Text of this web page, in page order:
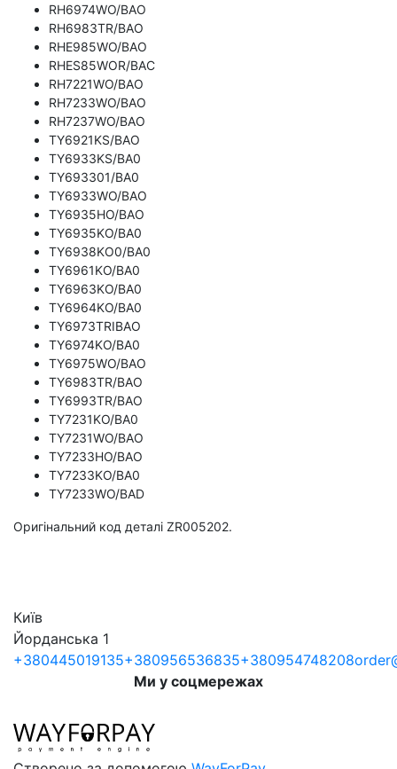
RH6974WO/BAO
RH6983TR/BAO
RHE985WO/BAO
RHES85WOR/BAC
RH7221WO/BAO
RH7233WO/BAO
RH7237WO/BAO
TY6921KS/BAO
TY6933KS/BA0
TY693301/BA0
TY6933WO/BAO
TY6935HO/BAO
TY6935KO/BA0
TY6938KO0/BA0
TY6961KO/BA0
TY6963KO/BA0
TY6964KO/BA0
TY6973TRIBAO
TY6974KO/BA0
TY6975WO/BAO
TY6983TR/BAO
TY6993TR/BAO
TY7231KO/BA0
TY7231WO/BAO
TY7233HO/BAO
TY7233KO/BA0
TY7233WO/BAD
Оригінальний код деталі ZR005202.
Київ
Йорданська 1
+380445019135+380956536835+380954748208
Ми у соцмережах